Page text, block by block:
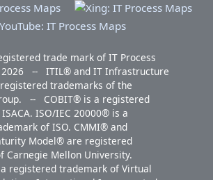
trade mark of IT Process
2026 -- ITIL® and IT Infrastructure
trademarks of the
-- COBIT® is a registered
ISO/IEC 20000® is a
of ISO. CMMI® and
Model® are registered
Carnegie Mellon University.
a registered trademark of Virtual